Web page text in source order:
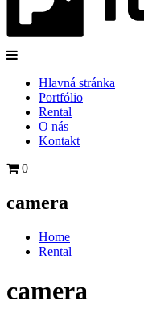
Hlavná stránka
Portfólio
Rental
O nás
Kontakt
0
camera
Home
Rental
camera